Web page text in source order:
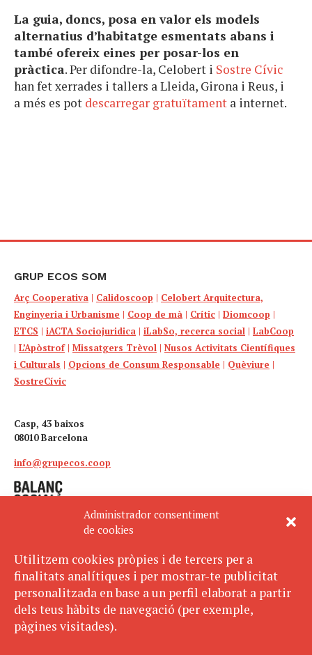
Administrador consentiment
de cookies
Utilitzem cookies pròpies i de tercers per a
finalitats analítiques i per mostrar-te publicitat
personalitzada en base a un perfil elaborat a partir
dels teus hàbits de navegació (per exemple,
pàgines visitades).
La guia, doncs, posa en valor els models
alternatius d’habitatge esmentats abans i
també ofereix eines per posar-los en
pràctica. Per difondre-la, Celobert i Sostre Cívic
han fet xerrades i tallers a Lleida, Girona i Reus, i
a més es pot descarregar gratuïtament a internet.
GRUP ECOS SOM
Arç Cooperativa | Calidoscoop | Celobert Arquitectura,
Enginyeria i Urbanisme | Coop de mà | Crític | Diomcoop |
ETCS | iACTA Sociojuridica | iLabSo, recerca social | LabCoop
| L’Apòstrof| Missatgers Trèvol | Nusos Activitats Científiques
i Culturals | Opcions de Consum Responsable | Quèviure |
SostreCívic
Casp, 43 baixos
08010 Barcelona
info@grupecos.coop
Avís legal
Política de privacitat
Política de cookies
SUBSCRIU-TE
AL BUTLLETÍ